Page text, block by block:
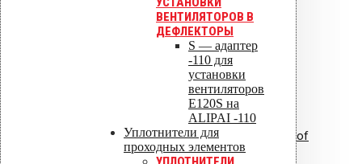
ВЕНТИЛЯТОРОВ В
ДЕФЛЕКТОРЫ
S — адаптер
-110 для
установки
вентиляторов
Е120S на
ALIPAI -110
Уплотнители для
проходных элементов
Инструкция по монтажу: Uniroof
кровельный люк